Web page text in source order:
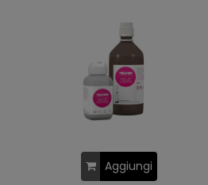
Aggiungi